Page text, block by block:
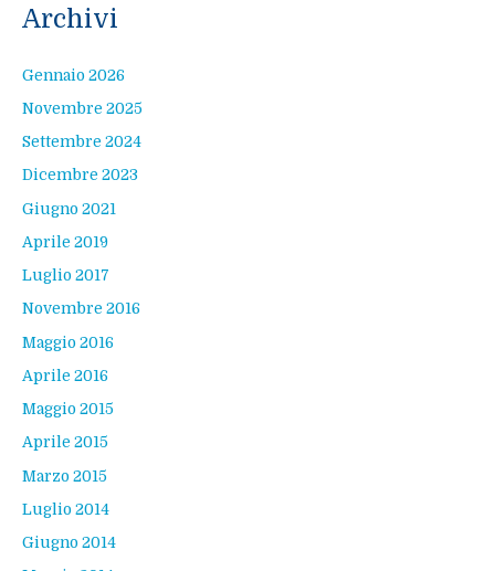
Archivi
Gennaio 2026
Novembre 2025
Settembre 2024
Dicembre 2023
Giugno 2021
Aprile 2019
Luglio 2017
Novembre 2016
Maggio 2016
Aprile 2016
Maggio 2015
Aprile 2015
Marzo 2015
Luglio 2014
Giugno 2014